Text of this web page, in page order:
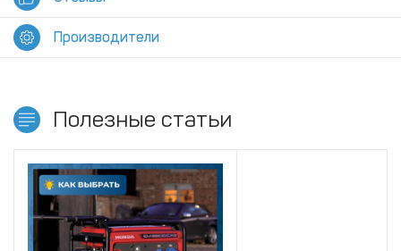
Производители
Полезные статьи